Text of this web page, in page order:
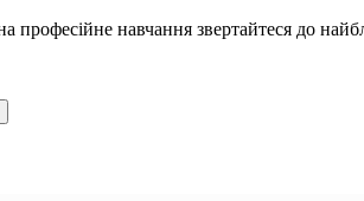
професійне навчання звертайтеся до